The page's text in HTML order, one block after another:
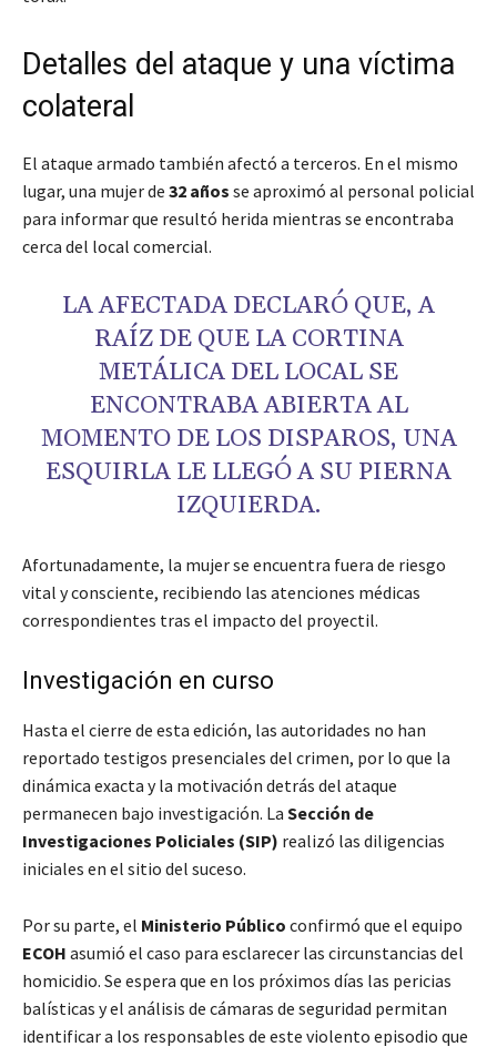
Detalles del ataque y una víctima
colateral
El ataque armado también afectó a terceros. En el mismo
lugar, una mujer de 32 años se aproximó al personal policial
para informar que resultó herida mientras se encontraba
cerca del local comercial.
LA AFECTADA DECLARÓ QUE, A
RAÍZ DE QUE LA CORTINA
METÁLICA DEL LOCAL SE
ENCONTRABA ABIERTA AL
MOMENTO DE LOS DISPAROS, UNA
ESQUIRLA LE LLEGÓ A SU PIERNA
IZQUIERDA.
Afortunadamente, la mujer se encuentra fuera de riesgo
vital y consciente, recibiendo las atenciones médicas
correspondientes tras el impacto del proyectil.
Investigación en curso
Hasta el cierre de esta edición, las autoridades no han
reportado testigos presenciales del crimen, por lo que la
dinámica exacta y la motivación detrás del ataque
permanecen bajo investigación. La Sección de
Investigaciones Policiales (SIP) realizó las diligencias
iniciales en el sitio del suceso.
Por su parte, el Ministerio Público confirmó que el equipo
ECOH asumió el caso para esclarecer las circunstancias del
homicidio. Se espera que en los próximos días las pericias
balísticas y el análisis de cámaras de seguridad permitan
identificar a los responsables de este violento episodio que